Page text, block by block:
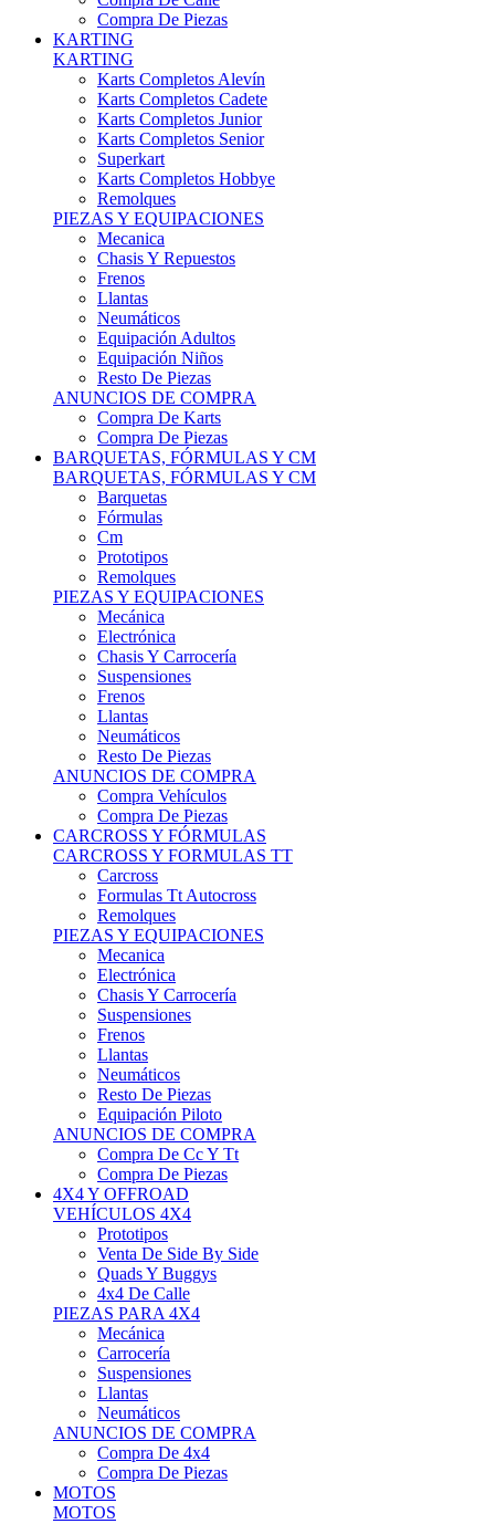
KARTING
KARTING
Karts Completos Alevín
Karts Completos Cadete
Karts Completos Junior
Karts Completos Senior
Superkart
Karts Completos Hobbye
Remolques
PIEZAS Y EQUIPACIONES
Mecanica
Chasis Y Repuestos
Frenos
Llantas
Neumáticos
Equipación Adultos
Equipación Niños
Resto De Piezas
ANUNCIOS DE COMPRA
Compra De Karts
Compra De Piezas
BARQUETAS, FÓRMULAS Y CM
BARQUETAS, FÓRMULAS Y CM
Barquetas
Fórmulas
Cm
Prototipos
Remolques
PIEZAS Y EQUIPACIONES
Mecánica
Electrónica
Chasis Y Carrocería
Suspensiones
Frenos
Llantas
Neumáticos
Resto De Piezas
ANUNCIOS DE COMPRA
Compra Vehículos
Compra De Piezas
CARCROSS Y FÓRMULAS
CARCROSS Y FORMULAS TT
Carcross
Formulas Tt Autocross
Remolques
PIEZAS Y EQUIPACIONES
Mecanica
Electrónica
Chasis Y Carrocería
Suspensiones
Frenos
Llantas
Neumáticos
Resto De Piezas
Equipación Piloto
ANUNCIOS DE COMPRA
Compra De Cc Y Tt
Compra De Piezas
4X4 Y OFFROAD
VEHÍCULOS 4X4
Prototipos
Venta De Side By Side
Quads Y Buggys
4x4 De Calle
PIEZAS PARA 4X4
Mecánica
Carrocería
Suspensiones
Llantas
Neumáticos
ANUNCIOS DE COMPRA
Compra De 4x4
Compra De Piezas
MOTOS
MOTOS
Motos De Circuito